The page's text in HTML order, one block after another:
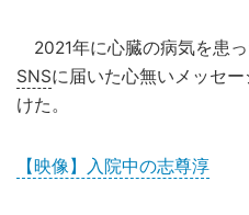
2021年に心臓の病気を患
SNSに届いた心無いメッセ
けた。
【映像】入院中の志尊淳